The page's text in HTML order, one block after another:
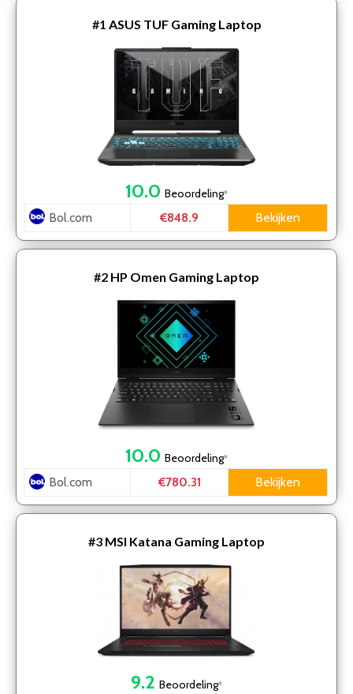
#1 ASUS TUF Gaming Laptop
10.0 Beoordeling*
Bol.com €848.9 Bekijken
#2 HP Omen Gaming Laptop
10.0 Beoordeling*
Bol.com €780.31 Bekijken
#3 MSI Katana Gaming Laptop
9.2 Beoordeling*